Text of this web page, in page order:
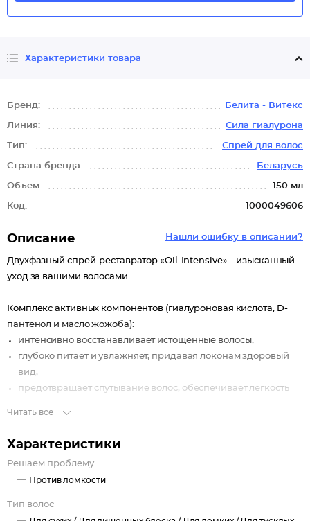
Характеристики товара
Бренд: Белита - Витекс
Линия: Сила гиалурона
Тип: Спрей для волос
Страна бренда: Беларусь
Объем: 150 мл
Код: 1000049606
Нашли ошибку в описании?
Описание
Двухфазный спрей-реставратор «Oil-Intensive» – изысканный
уход за вашими волосами.
Комплекс активных компонентов (гиалуроновая кислота, D-
пантенол и масло жожоба):
интенсивно восстанавливает истощенные волосы,
глубоко питает и увлажняет, придавая локонам здоровый
вид,
предотвращает спутывание волос, обеспечивает легкость
предотвращает сухость и ломкость волос,
придает безупречное сияние и глянцевый блеск,
не утяжеляет волосы.
Читать все
Характеристики
Решаем проблему
Против ломкости
Тип волос